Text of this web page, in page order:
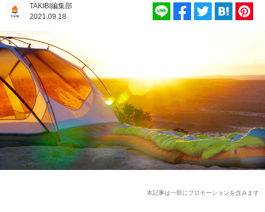
TAKIBI編集部
2021.09.18
本記事は一部にプロモーションを含みます